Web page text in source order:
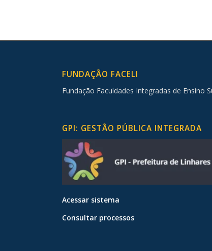
FUNDAÇÃO FACELI
Fundação Faculdades Integradas de Ensino
GPI: GESTÃO PÚBLICA INTEGRADA
Acessar sistema
Consultar processos